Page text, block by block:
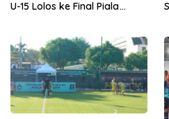
U-15 Lolos ke Final Piala